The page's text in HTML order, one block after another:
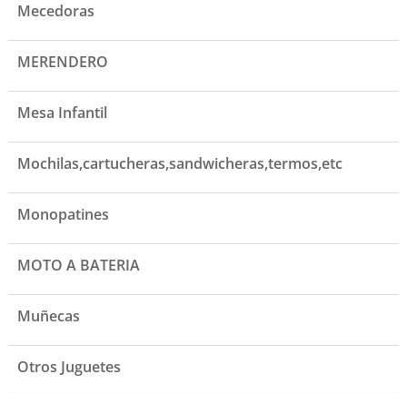
Mecedoras
MERENDERO
Mesa Infantil
Mochilas,cartucheras,sandwicheras,termos,etc
Monopatines
MOTO A BATERIA
Muñecas
Otros Juguetes